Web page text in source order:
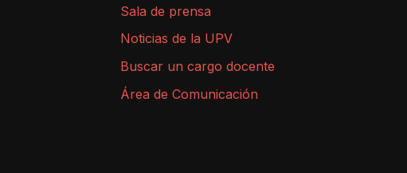
Sala de prensa
Noticias de la UPV
Buscar un cargo docente
Área de Comunicación